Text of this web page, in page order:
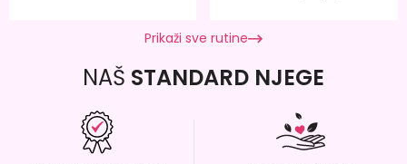
Prikaži sve rutine
NAŠ STANDARD NJEGE